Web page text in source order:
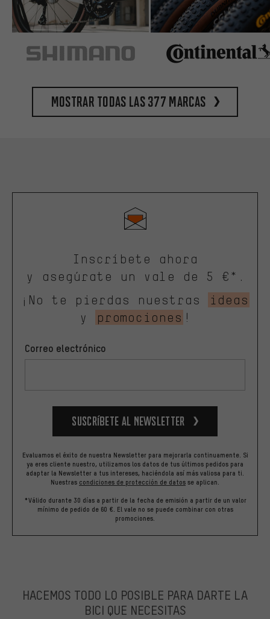
Mostrar todas las 377 marcas
Inscríbete ahora
y asegúrate un vale de 5 €*.
¡No te pierdas nuestras
ideas
y
promociones !
Correo electrónico
Suscríbete al newsletter
Evaluamos el éxito de nuestra Newsletter para mejorarla continuamente. Si
ya eres cliente nuestro, utilizamos los datos de tus últimos pedidos para
adaptar la Newsletter a tus intereses, haciéndola así más valiosa para ti.
Nuestras condiciones de protección de datos se aplican.
*Válido durante 30 días a partir de la fecha de emisión a partir de un valor
mínimo de pedido de 60 €. El vale no se puede combinar con otras
promociones.
HACEMOS TODO LO POSIBLE PARA DARTE LA
BICI QUE NECESITAS